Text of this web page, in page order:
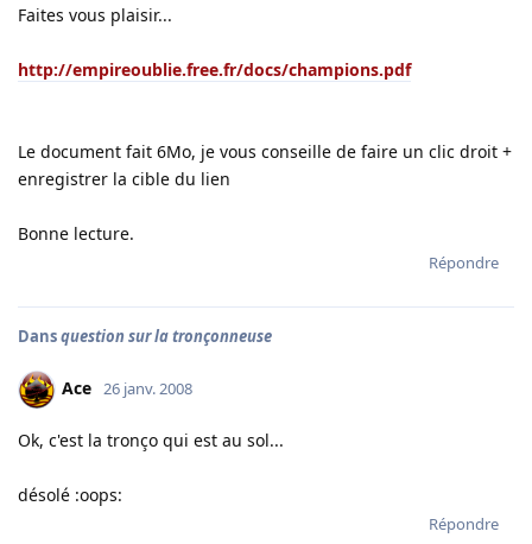
Faites vous plaisir...
http://empireoublie.free.fr/docs/champions.pdf
Le document fait 6Mo, je vous conseille de faire un clic droit +
enregistrer la cible du lien
Bonne lecture.
Répondre
Dansquestion sur la tronçonneuse
Ace 26 janv. 2008
Ok, c'est la tronço qui est au sol...
désolé :oops:
Répondre